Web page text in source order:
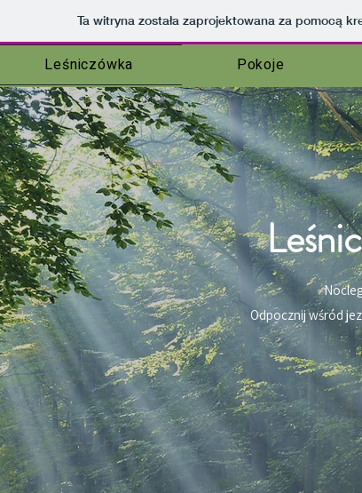
Ta witryna została zaprojektowana za pomocą
Leśniczówka Pokoje
Odpocznij wśród